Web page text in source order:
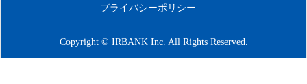
プライバシーポリシー
Copyright © IRBANK Inc. All Rights Reserved.